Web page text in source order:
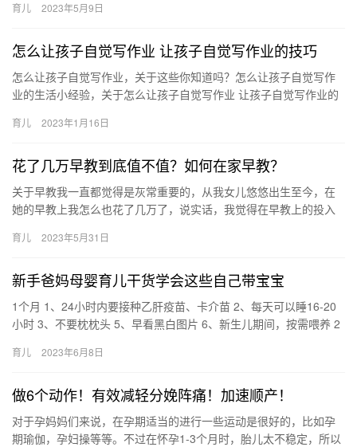
刻…
育儿 2023年5月9日
怎么让孩子自觉写作业 让孩子自觉写作业的技巧
怎么让孩子自觉写作业，关于这些你知道吗？怎么让孩子自觉写作
业的生活小经验，关于怎么让孩子自觉写作业 让孩子自觉写作业的
怎…
育儿 2023年1月16日
花了几万早教到底值不值？如何在家早教？
关于早教我一直都觉得是灰常重要的，从我女儿悠悠出生至今，在
她的早教上我怎么也花了几万了，说实话，我觉得在早教上的投入
常重…
育儿 2023年5月31日
新手爸妈母婴育儿干货学会这些自己带宝宝
1个月 1、24小时内要接种乙肝疫苗、卡介苗 2、每天可以睡16-20
小时 3、不要枕枕头 5、早看黑白图片 6、新生儿期间，按需喂养 2
育儿 2023年6月8日
做6个动作！有效减轻分娩阵痛！加速顺产！
对于孕妈妈们来说，在孕期适当的进行一些运动是很好的，比如孕
期瑜伽，孕妇操等等。不过在怀孕1-3个月时，胎儿太不稳定，所以